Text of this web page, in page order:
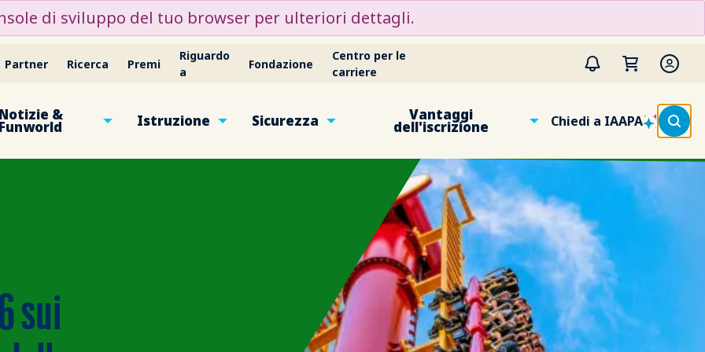
di sviluppo del tuo browser per ulteriori dettagli.
Partner Ricerca Premi
Riguardo
a
Fondazione
Centro per le
carriere
& Istruzione Sicurezza Vantaggi
dell'iscrizione Chiedi a IAAPA
sui